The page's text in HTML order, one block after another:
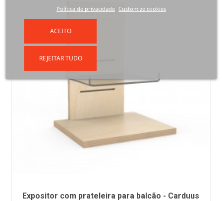
Expositor com prateleira para balcão - Carduus
Política de privacidade Customize cookies
REJEITAR TUDO
ACEITO